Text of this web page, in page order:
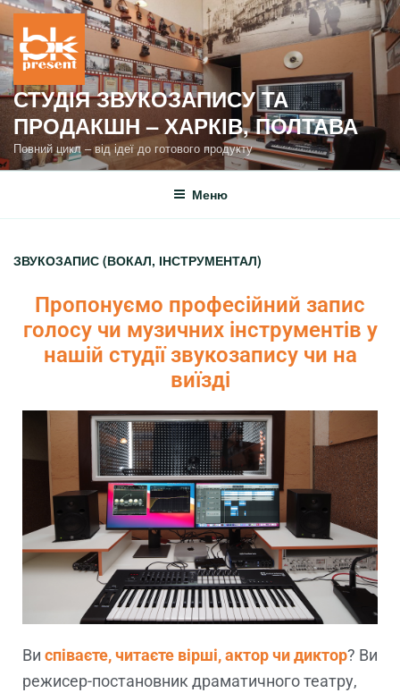
СТУДІЯ ЗВУКОЗАПИСУ ТА
ПРОДАКШН – ХАРКІВ, ПОЛТАВА
Повний цикл – від ідеї до готового продукту
Меню
ЗВУКОЗАПИС (ВОКАЛ, ІНСТРУМЕНТАЛ)
Пропонуємо професійний запис
голосу чи музичних інструментів у
нашій студії звукозапису чи на
виїзді
Ви співаєте, читаєте вірші, актор чи диктор? Ви
режисер-постановник драматичного театру,